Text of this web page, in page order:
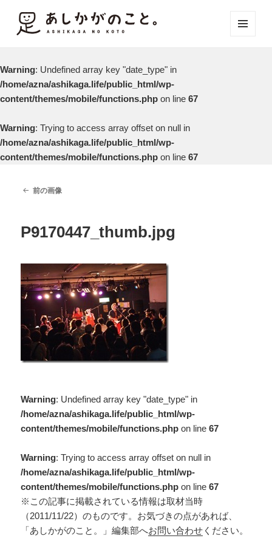
Warning: Undefined array key "date_type" in
/home/azna/ashikaga.life/public_html/wp-
content/themes/mobile/functions.php on line 67
Warning: Trying to access array offset on null in
/home/azna/ashikaga.life/public_html/wp-
content/themes/mobile/functions.php on line 67
前の画像
P9170447_thumb.jpg
Warning: Undefined array key "date_type" in
/home/azna/ashikaga.life/public_html/wp-
content/themes/mobile/functions.php on line67
Warning: Trying to access array offset on null in
/home/azna/ashikaga.life/public_html/wp-
content/themes/mobile/functions.php on line67
※この記事に掲載されている情報は取材当時
（2011/11/22）のものです。お気づきの点があれば、
「あしかがのこと。」編集部へお問い合わせ ください。